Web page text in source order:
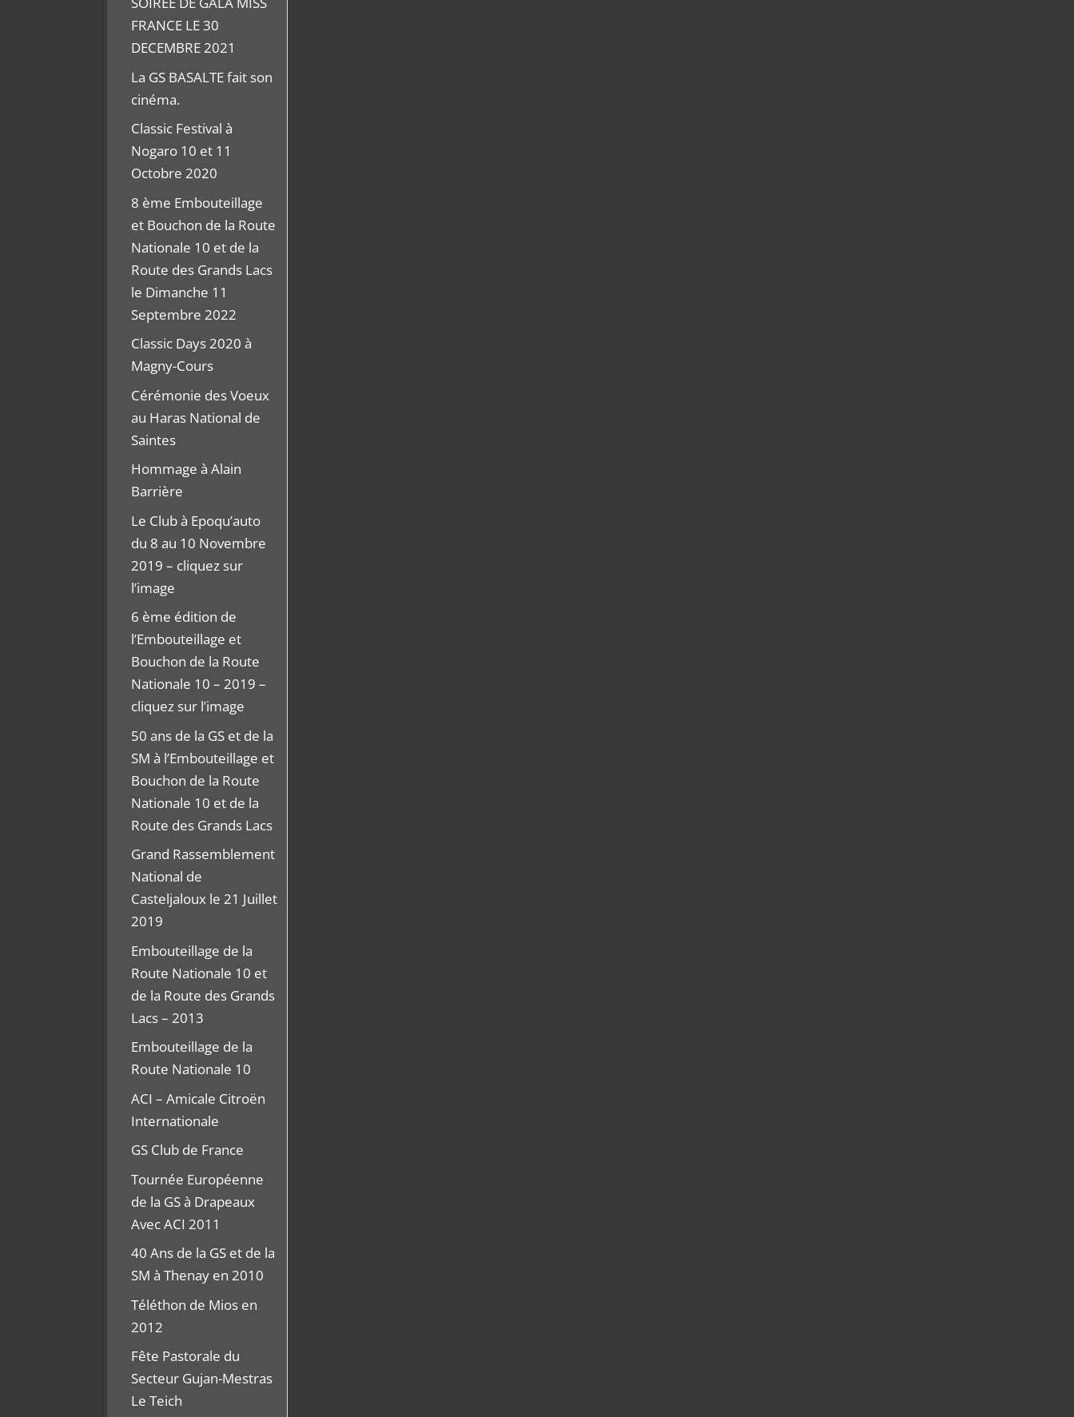
FRANCE LE 30
DECEMBRE 2021
La GS BASALTE fait son
cinéma.
Classic Festival à
Nogaro 10 et 11
Octobre 2020
8 ème Embouteillage
et Bouchon de la Route
Nationale 10 et de la
Route des Grands Lacs
le Dimanche 11
Septembre 2022
Classic Days 2020 à
Magny-Cours
Cérémonie des Voeux
au Haras National de
Saintes
Hommage à Alain
Barrière
Le Club à Epoqu’auto
du 8 au 10 Novembre
2019 – cliquez sur
l’image
6 ème édition de
l’Embouteillage et
Bouchon de la Route
Nationale 10 – 2019 –
cliquez sur l’image
50 ans de la GS et de la
SM à l’Embouteillage et
Bouchon de la Route
Nationale 10 et de la
Route des Grands Lacs
Grand Rassemblement
National de
Casteljaloux le 21 Juillet
2019
Embouteillage de la
Route Nationale 10 et
de la Route des Grands
Lacs – 2013
Embouteillage de la
Route Nationale 10
ACI – Amicale Citroën
Internationale
GS Club de France
Tournée Européenne
de la GS à Drapeaux
Avec ACI 2011
40 Ans de la GS et de la
SM à Thenay en 2010
Téléthon de Mios en
2012
Fête Pastorale du
Secteur Gujan-Mestras
Le Teich